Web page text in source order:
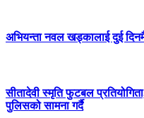
अभियन्ता नवल खड्कालाई दुई दिनमै
सीतादेवी स्मृति फुटबल
पुलिसको सामना गर्दै